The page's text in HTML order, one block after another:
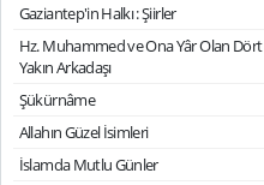
Gaziantep'in Halkı : Şiirler
Hz. Muhammed ve Ona Yâr Olan Dört
Yakın Arkadaşı
Şükürnâme
Allahın Güzel İsimleri
İslamda Mutlu Günler